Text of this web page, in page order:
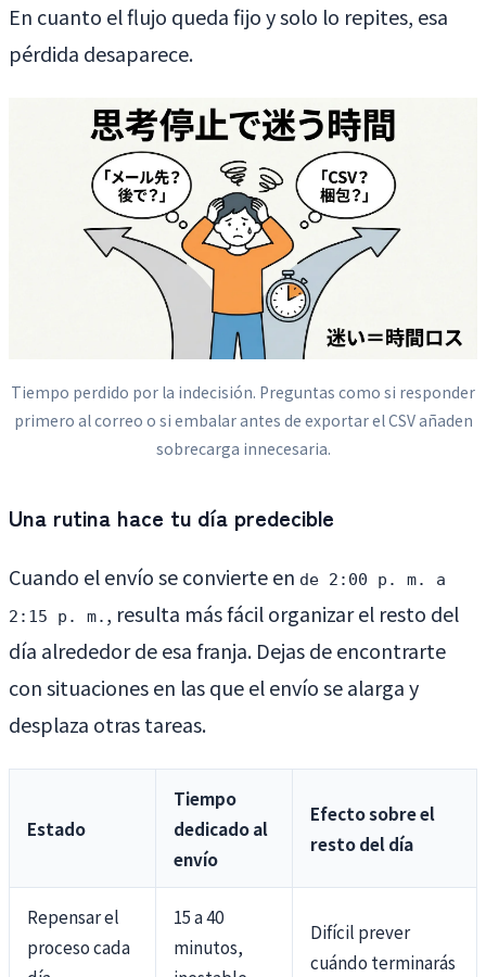
En cuanto el flujo queda fijo y solo lo repites, esa
pérdida desaparece.
Tiempo perdido por la indecisión. Preguntas como si responder
primero al correo o si embalar antes de exportar el CSV añaden
sobrecarga innecesaria.
Una rutina hace tu día predecible
Cuando el envío se convierte en de 2:00 p. m. a
2:15 p. m. , resulta más fácil organizar el resto del
día alrededor de esa franja. Dejas de encontrarte
con situaciones en las que el envío se alarga y
desplaza otras tareas.
Estado
Tiempo
dedicado al
envío
Efecto sobre el
resto del día
Repensar el
proceso cada
15 a 40
minutos,
Difícil prever
cuándo terminarás